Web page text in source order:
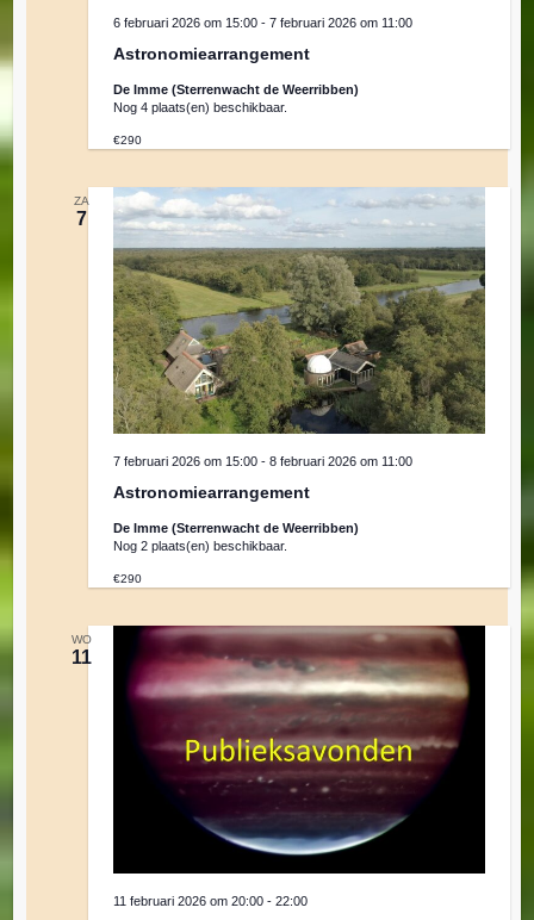
Astronomiearrangement
6 februari 2026 om 15:00 -7 februari 2026 om 11:00
De Imme (Sterrenwacht de Weerribben)
Nog 4 plaats(en) beschikbaar.
€290
ZA
7
Astronomiearrangement
7 februari 2026 om 15:00 -8 februari 2026 om 11:00
De Imme (Sterrenwacht de Weerribben)
Nog 2 plaats(en) beschikbaar.
€290
WO
11
11 februari 2026 om 20:00 -22:00